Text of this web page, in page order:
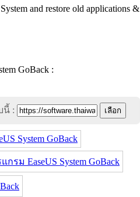
and restore old applications &
นี้ :
System GoBack
กรม EaseUS System GoBack